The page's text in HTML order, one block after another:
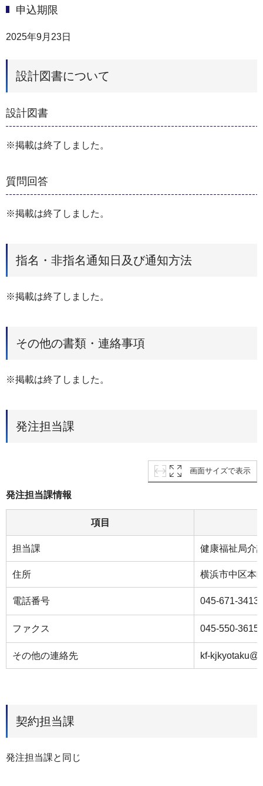
申込期限
2025年9月23日
設計図書について
設計図書
※掲載は終了しました。
質問回答
※掲載は終了しました。
指名・非指名通知日及び通知方法
※掲載は終了しました。
その他の書類・連絡事項
※掲載は終了しました。
発注担当課
画面サイズで表示
発注担当課情報
項目
担当課 健康福祉局介
住所 横浜市中区本
電話番号 045-671-3413
ファクス 045-550-3615
その他の連絡先 kf-
契約担当課
発注担当課と同じ